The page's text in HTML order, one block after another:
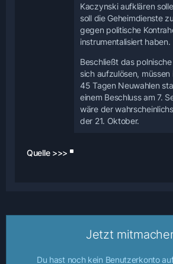
Kaczynski aufklären
soll die Geheimdienste
gegen politische
instrumentalisiert haben.
Beschließt das
sich aufzulösen, müssen
45 Tagen Neuwahlen
einem Beschluss am 7.
wäre der
der 21. Oktober.
Quelle >>>
Jetzt
Du hast noch kein Benutzerkonto